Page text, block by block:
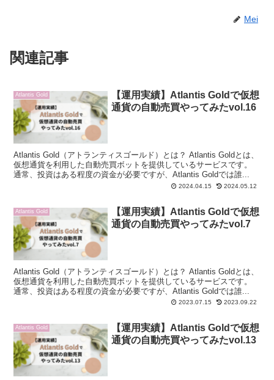
Mei
関連記事
Atlantis Gold
【運用実績】Atlantis Goldで仮想
通貨の自動売買やってみたvol.16
Atlantis Gold（アトランティスゴールド）とは？ Atlantis Goldとは、
仮想通貨を利用した自動売買ボットを提供しているサービスです。
通常、投資はある程度の資金が必要ですが、Atlantis Goldでは誰...
2024.04.15 2024.05.12
Atlantis Gold
【運用実績】Atlantis Goldで仮想
通貨の自動売買やってみたvol.7
Atlantis Gold（アトランティスゴールド）とは？ Atlantis Goldとは、
仮想通貨を利用した自動売買ボットを提供しているサービスです。
通常、投資はある程度の資金が必要ですが、Atlantis Goldでは誰...
2023.07.15 2023.09.22
Atlantis Gold
【運用実績】Atlantis Goldで仮想
通貨の自動売買やってみたvol.13